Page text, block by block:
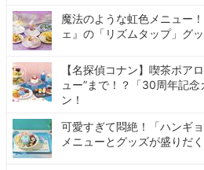
魔法のような虹色メニュー
ェ』の「リズムタップ」グ
【名探偵コナン】喫茶ポア
ュー”まで！？「30周年記
ン！
可愛すぎて悶絶！「ハンギ
メニューとグッズが盛りだ